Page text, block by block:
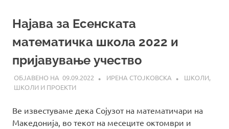
Најава за Есенската
математичка школа 2022 и
пријавување учество
09.09.2022 ИРЕНА СТОЈКОВСКА ШКОЛИ,
ШКОЛИ И ПРОЕКТИ
Ве известуваме дека Сојузот на математичари на
Македонија, во текот на месеците октомври и